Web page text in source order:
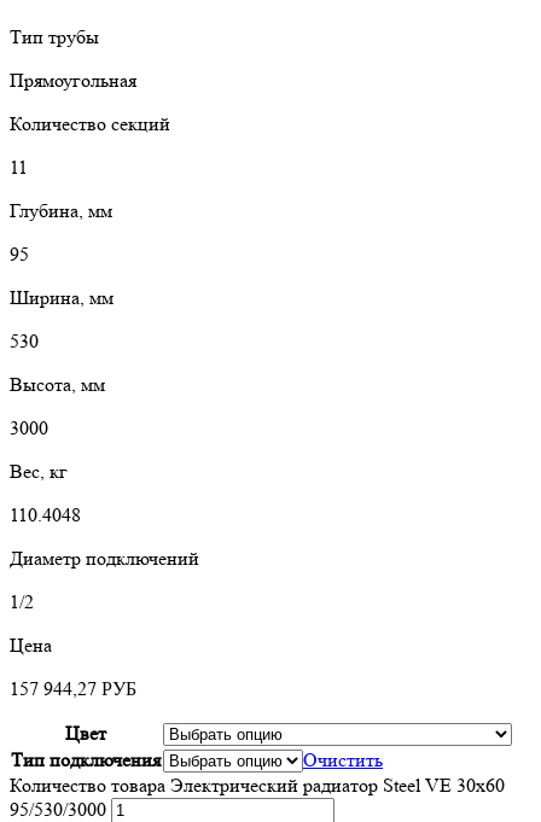
Тип трубы
Прямоугольная
Количество секций
11
Глубина, мм
95
Ширина, мм
530
Высота, мм
3000
Вес, кг
110.4048
Диаметр подключений
1/2
Цена
157 944,27 РУБ
Цвет
Тип подключения
Очистить
Количество товара Электрический радиатор Steel VE 30х60
95/530/3000